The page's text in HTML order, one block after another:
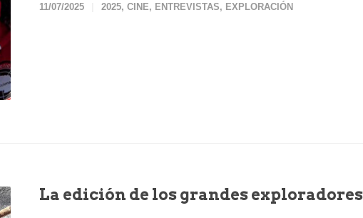
11/07/2025 2025, CINE, ENTREVISTAS, EXPLORACIÓN
La edición de los grandes exploradores